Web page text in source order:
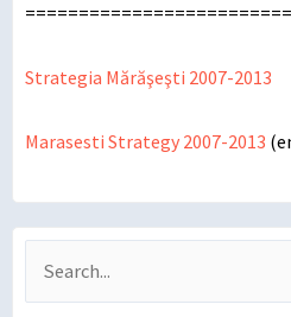
Strategia Mărăşeşti 2007-2013
Marasesti Strategy 2007-2013
Search
for: